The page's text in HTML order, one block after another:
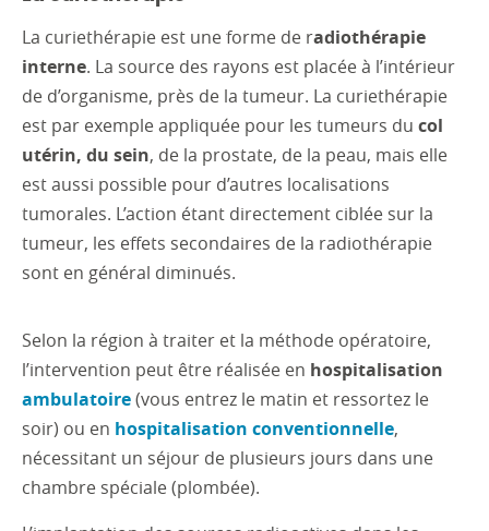
La curiethérapie est une forme de radiothérapie
interne. La source des rayons est placée à l’intérieur
de d’organisme, près de la tumeur. La curiethérapie
est par exemple appliquée pour les tumeurs du col
utérin, du sein, de la prostate, de la peau, mais elle
est aussi possible pour d’autres localisations
tumorales. L’action étant directement ciblée sur la
tumeur, les effets secondaires de la radiothérapie
sont en général diminués.
Selon la région à traiter et la méthode opératoire,
l’intervention peut être réalisée en hospitalisation
ambulatoire(vous entrez le matin et ressortez le
soir) ou en hospitalisation conventionnelle,
nécessitant un séjour de plusieurs jours dans une
chambre spéciale (plombée).